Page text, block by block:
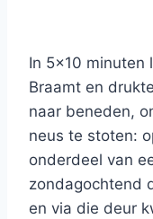
In 5x10 minuten
Braamt en
naar beneden,
neus te stoten:
onderdeel van
zondagochtend
en via die deur